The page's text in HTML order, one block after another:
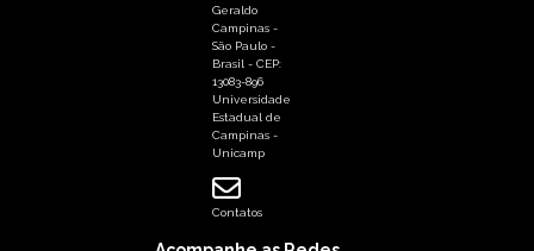
Geraldo
Campinas -
São Paulo -
Brasil - CEP:
13083-896
Universidade
Estadual de
Campinas -
Unicamp
Contatos